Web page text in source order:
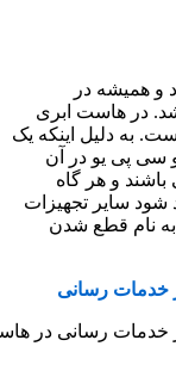
و همیشه در
در هاست ابری
به دلیل اینکه یک
سی پی یو در آن
و هر گاه
شود سایر تجهیزات
به نام قطع شدن